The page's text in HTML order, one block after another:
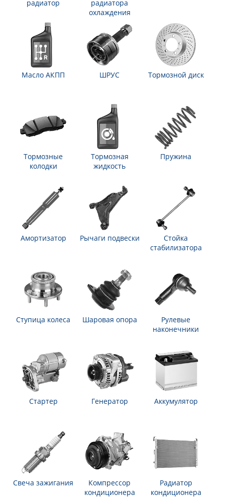
радиатор
радиатора
охлаждения
Масло АКПП ШРУС Тормозной диск
Тормозные
колодки
Тормозная
жидкость
Пружина
Амортизатор Рычаги подвески
Стойка
стабилизатора
Ступица колеса Шаровая опора
Рулевые
наконечники
Стартер Генератор Аккумулятор
Свеча зажигания
Компрессор
кондиционера
Радиатор
кондиционера